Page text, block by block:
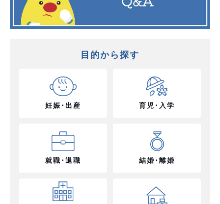
目的から探す
妊娠･出産 育児･入学
就職･退職 結婚･離婚